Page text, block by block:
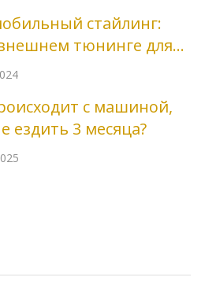
стайлинг:
тюнинге для
авто
с машиной,
ездить 3 месяца?